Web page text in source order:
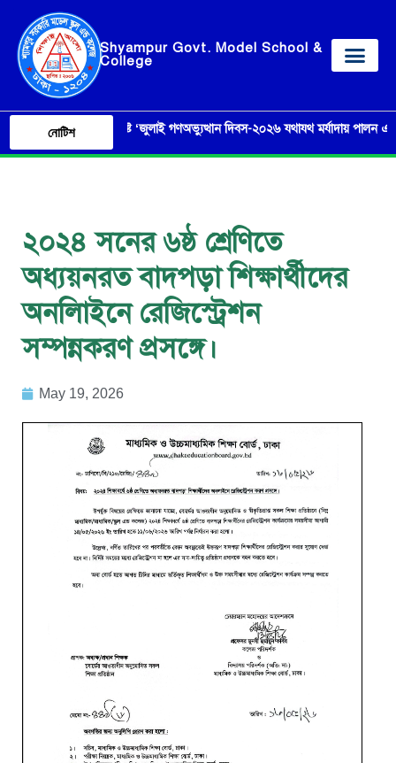
Shyampur Govt. Model School &
College
নোটিশ
০৫ আগষ্ট ‘জুলাই গণঅভ্যুত্থান দিবস-২০২৬ যথাযথ মর্যাদায় পালন এবং এ
২০২৪ সনের ৬ষ্ঠ শ্রেণিতে
অধ্যয়নরত বাদপড়া শিক্ষার্থীদের
অনলািইনে রেজিস্ট্রেশন
সম্পন্নকরণ প্রসঙ্গে।
May 19, 2026